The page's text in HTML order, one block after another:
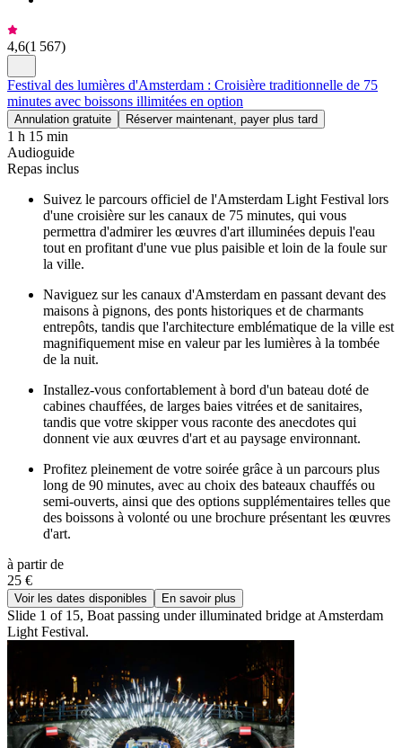
4,6(1 567)
Festival des lumières d'Amsterdam : Croisière traditionnelle de 75
minutes avec boissons illimitées en option
Annulation gratuite Réserver maintenant, payer plus tard
1 h 15 min
Audioguide
Repas inclus
Suivez le parcours officiel de l'Amsterdam Light Festival lors
d'une croisière sur les canaux de 75 minutes, qui vous
permettra d'admirer les œuvres d'art illuminées depuis l'eau
tout en profitant d'une vue plus paisible et loin de la foule sur
la ville.
Naviguez sur les canaux d'Amsterdam en passant devant des
maisons à pignons, des ponts historiques et de charmants
entrepôts, tandis que l'architecture emblématique de la ville est
magnifiquement mise en valeur par les lumières à la tombée
de la nuit.
Installez-vous confortablement à bord d'un bateau doté de
cabines chauffées, de larges baies vitrées et de sanitaires,
tandis que votre skipper vous raconte des anecdotes qui
donnent vie aux œuvres d'art et au paysage environnant.
Profitez pleinement de votre soirée grâce à un parcours plus
long de 90 minutes, avec au choix des bateaux chauffés ou
semi-ouverts, ainsi que des options supplémentaires telles que
des boissons à volonté ou une brochure présentant les œuvres
d'art.
à partir de
25 €
Voir les dates disponibles En savoir plus
Slide 1 of 15, Boat passing under illuminated bridge at Amsterdam
Light Festival.